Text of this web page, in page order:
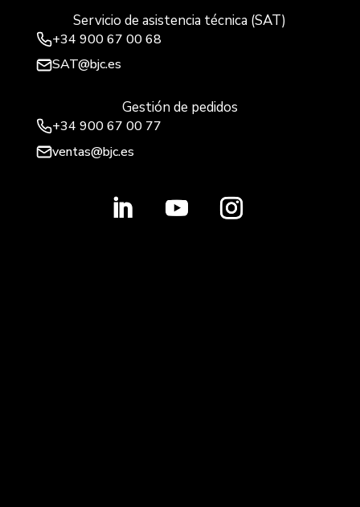
Servicio de asistencia técnica (SAT)
+34 900 67 00 68
SAT@bjc.es
Gestión de pedidos
+34 900 67 00 77
ventas@bjc.es